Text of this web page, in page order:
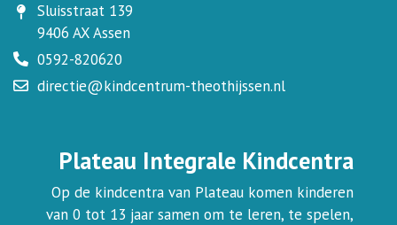
Sluisstraat 139
9406 AX Assen
0592-820620
directie@kindcentrum-theothijssen.nl
Plateau Integrale Kindcentra
Op de kindcentra van Plateau komen kinderen
van 0 tot 13 jaar samen om te leren, te spelen,